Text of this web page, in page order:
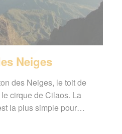
Neiges
des Neiges, le toit de
cirque de Cilaos. La
la plus simple pour…